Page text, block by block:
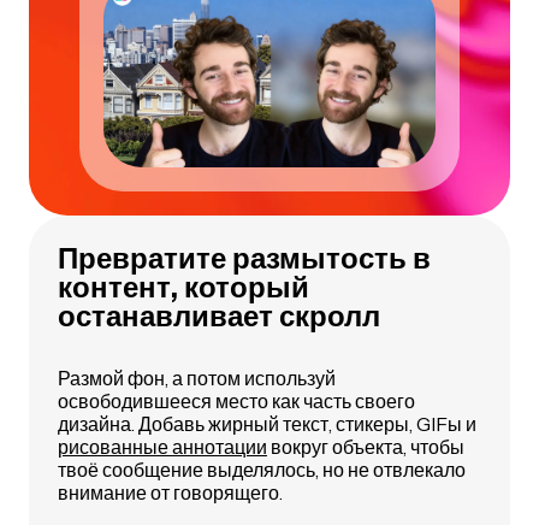
Превратите размытость в
контент, который
останавливает скролл
Размой фон, а потом используй
освободившееся место как часть своего
дизайна. Добавь жирный текст, стикеры, GIFы и
рисованные аннотации вокруг объекта, чтобы
твоё сообщение выделялось, но не отвлекало
внимание от говорящего.